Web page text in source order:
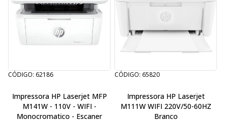
CÓDIGO: 62186
Impressora HP Laserjet MFP
M141W - 110V - WIFI -
Monocromatico - Escaner
CÓDIGO: 65820
Impressora HP Laserjet
M111W WIFI 220V/50-60HZ
Branco